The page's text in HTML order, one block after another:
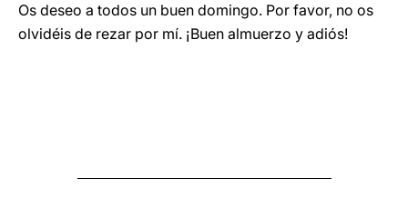
Os deseo a todos un buen domingo. Por favor, no os
olvidéis de rezar por mí. ¡Buen almuerzo y adiós!